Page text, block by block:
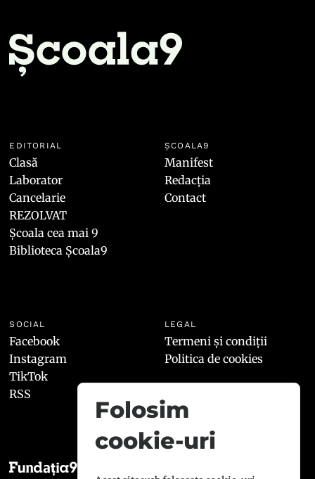
EDITORIAL
Clasă
Laborator
Cancelarie
REZOLVAT
Școala cea mai 9
Biblioteca Școala9
ȘCOALA9
Manifest
Redacția
Contact
SOCIAL
Facebook
Instagram
TikTok
RSS
LEGAL
Termeni și condiții
Politica de cookies
Folosim
cookie-uri